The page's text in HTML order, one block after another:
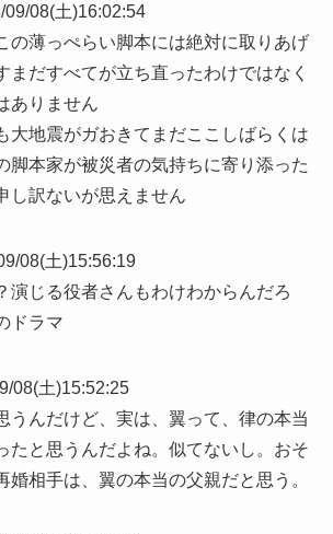
09/08(土)16:02:54
の薄っぺらい脚本には絶対に取りあげ
まだすべてが立ち直ったわけではなく
ありません
大地震がガおきてまだここしばらくは
脚本家が被災者の気持ちに寄り添った
し訳ないが思えません
08(土)15:56:19
演じる役者さんもわけわからんだろ
ドラマ
08(土)15:52:25
うんだけど、実は、翼って、律の本当
たと思うんだよね。似てないし。おそ
婚相手は、翼の本当の父親だと思う。